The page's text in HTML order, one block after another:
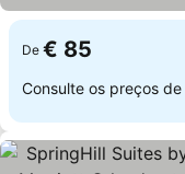
De € 85
Consulte os preços de